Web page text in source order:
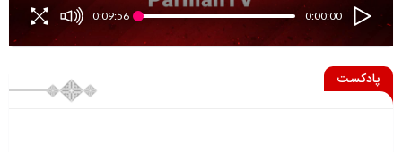
0:00:00
0:09:56
پادکست